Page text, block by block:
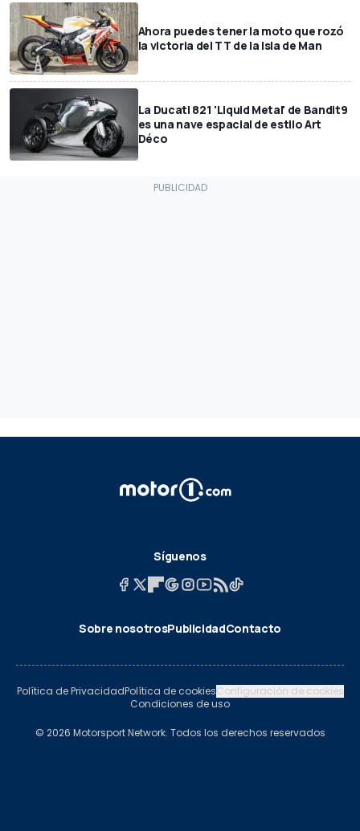
Ahora puedes tener la moto que rozó
la victoria del TT de la Isla de Man
La Ducati 821 'Liquid Metal' de Bandit9
es una nave espacial de estilo Art
Déco
Síguenos
Sobre nosotrosPublicidadContacto
Política de PrivacidadPolítica de cookiesConfiguración de cookies
Condiciones de uso
© 2026 Motorsport Network. Todos los derechos reservados